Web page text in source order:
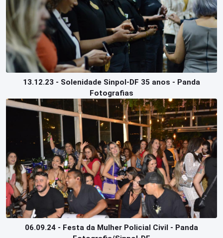
13.12.23 - Solenidade Sinpol-DF 35 anos - Panda
Fotografias
06.09.24 - Festa da Mulher Policial Civil - Panda